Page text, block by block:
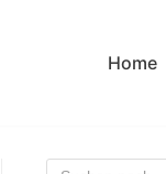
Home